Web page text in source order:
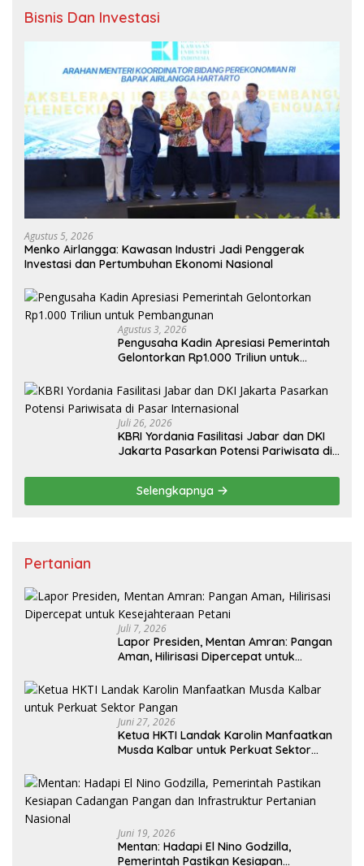
Bisnis Dan Investasi
Agustus 5, 2026
Menko Airlangga: Kawasan Industri Jadi Penggerak
Investasi dan Pertumbuhan Ekonomi Nasional
Agustus 3, 2026
Pengusaha Kadin Apresiasi Pemerintah
Gelontorkan Rp1.000 Triliun untuk
Juli 26, 2026
KBRI Yordania Fasilitasi Jabar dan DKI
Jakarta Pasarkan Potensi Pariwisata di
Selengkapnya
Pertanian
Juli 7, 2026
Lapor Presiden, Mentan Amran: Pangan
Aman, Hilirisasi Dipercepat untuk
Juni 27, 2026
Ketua HKTI Landak Karolin Manfaatkan
Musda Kalbar untuk Perkuat Sektor
Juni 19, 2026
Mentan: Hadapi El Nino Godzilla,
Pemerintah Pastikan Kesiapan